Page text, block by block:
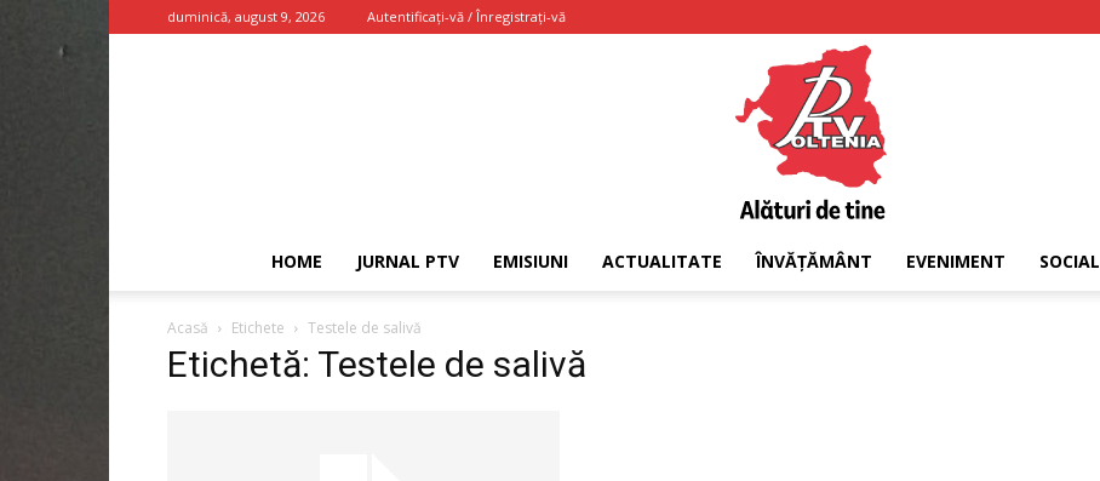
duminică, august 9, 2026 Autentificați-vă / Înregistrați-vă
HOME JURNAL PTV EMISIUNI ACTUALITATE ÎNVĂȚĂMÂNT EVENIMENT SOCIAL
Acasă Etichete Testele de salivă
Etichetă: Testele de salivă